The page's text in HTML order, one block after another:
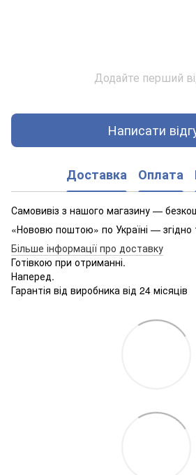
Додайте перший
Написати
Доставка Оплата
Самовивіз з нашого магазину —
«Нововю поштою» по Україні — згідно
Більше інформації про доставку
Готівкою при отриманні.
Наперед.
Гарантія від виробника від 24 місяців